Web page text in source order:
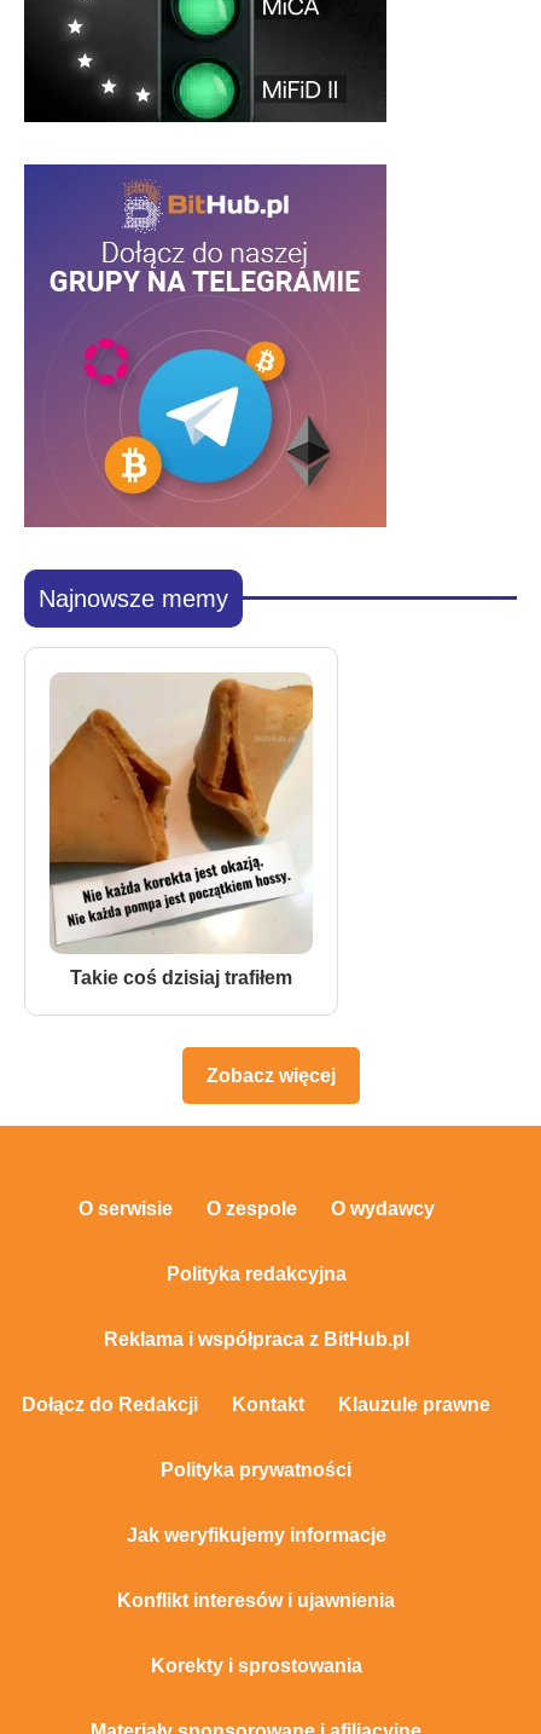
Najnowsze memy
Takie coś dzisiaj trafiłem
Zobacz więcej
O serwisie O zespole O wydawcy
Polityka redakcyjna
Reklama i współpraca z BitHub.pl
Dołącz do Redakcji Kontakt Klauzule prawne
Polityka prywatności
Jak weryfikujemy informacje
Konflikt interesów i ujawnienia
Korekty i sprostowania